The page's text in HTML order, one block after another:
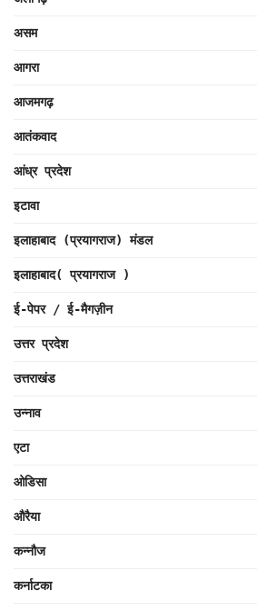
असम
आगरा
आजमगढ़
आतंकवाद
आंध्र प्रदेश
इटावा
इलाहाबाद (प्रयागराज) मंडल
इलाहाबाद( प्रयागराज )
ई-पेपर / ई-मैगज़ीन
उत्तर प्रदेश
उत्तराखंड
उन्नाव
एटा
ओडिसा
औरैया
कन्नौज
कर्नाटका